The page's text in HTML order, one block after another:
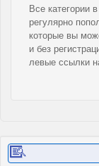
Все категории
регулярно
которые вы
и без
левые ссылки